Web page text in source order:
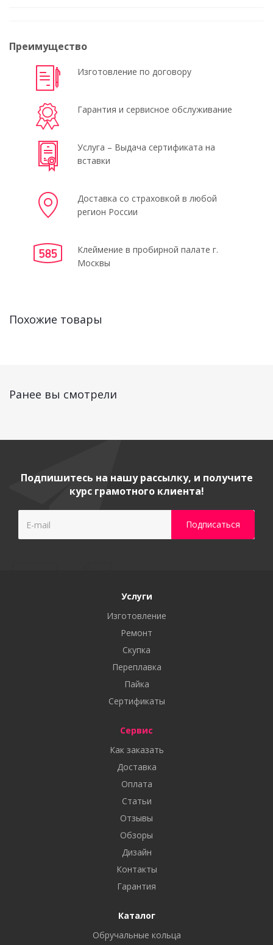
Преимущество
Изготовление по договору
Гарантия и сервисное обслуживание
Услуга – Выдача сертификата на
вставки
Доставка со страховкой в любой
регион России
Клеймение в пробирной палате г.
Москвы
Похожие товары
Ранее вы смотрели
Подпишитесь на нашу рассылку, и получите
курс грамотного клиента!
Услуги
Изготовление
Ремонт
Скупка
Переплавка
Пайка
Сертификаты
Сервис
Как заказать
Доставка
Оплата
Статьи
Отзывы
Обзоры
Дизайн
Контакты
Гарантия
Каталог
Обручальные кольца